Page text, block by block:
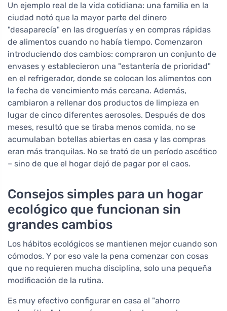
Un ejemplo real de la vida cotidiana: una familia en la
ciudad notó que la mayor parte del dinero
"desaparecía" en las droguerías y en compras rápidas
de alimentos cuando no había tiempo. Comenzaron
introduciendo dos cambios: compraron un conjunto de
envases y establecieron una "estantería de prioridad"
en el refrigerador, donde se colocan los alimentos con
la fecha de vencimiento más cercana. Además,
cambiaron a rellenar dos productos de limpieza en
lugar de cinco diferentes aerosoles. Después de dos
meses, resultó que se tiraba menos comida, no se
acumulaban botellas abiertas en casa y las compras
eran más tranquilas. No se trató de un período ascético
– sino de que el hogar dejó de pagar por el caos.
Consejos simples para un hogar
ecológico que funcionan sin
grandes cambios
Los hábitos ecológicos se mantienen mejor cuando son
cómodos. Y por eso vale la pena comenzar con cosas
que no requieren mucha disciplina, solo una pequeña
modificación de la rutina.
Es muy efectivo configurar en casa el "ahorro